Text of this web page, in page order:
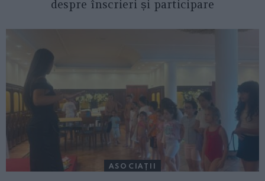
despre înscrieri și participare
ASOCIAŢII